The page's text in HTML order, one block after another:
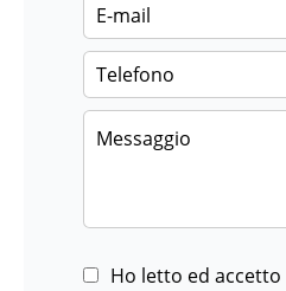
Ho letto ed accetto